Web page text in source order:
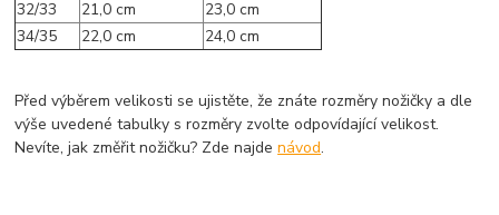
32/33
21,0 cm
23,0 cm
34/35
22,0 cm 24,0 cm
Před výběrem velikosti se ujistěte, že znáte rozměry nožičky a dle
výše uvedené tabulky s rozměry zvolte odpovídající velikost.
Nevíte, jak změřit nožičku? Zde najdenávod.